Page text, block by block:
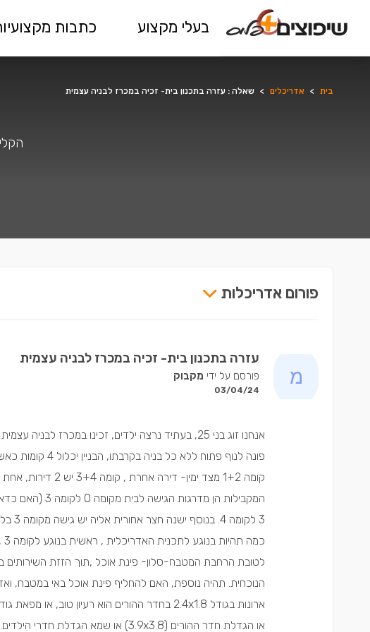
בעלי מקצוע כתבות
בית > אדריכלים > שאלה : עזרה בתכנון בית- זכיה במכרז לבניה עצמית
פורום אדריכלות
עזרה בתכנון בית- זכיה במכרז לבניה עצמית
פורסם על ידי מקבוק
03/04/24
קומה 1+2 מצד
המקבילות הן
3
לטובת הרחבת המטבח-סלון- פינת אוכל ,תוך הזזת השירותים
או הגדלת חדר ההורים (3.9x3.8) או שמא הגדלת חדרי הילדים. תודה מראש לכולם https://imgur.com/a/Wrc16ua